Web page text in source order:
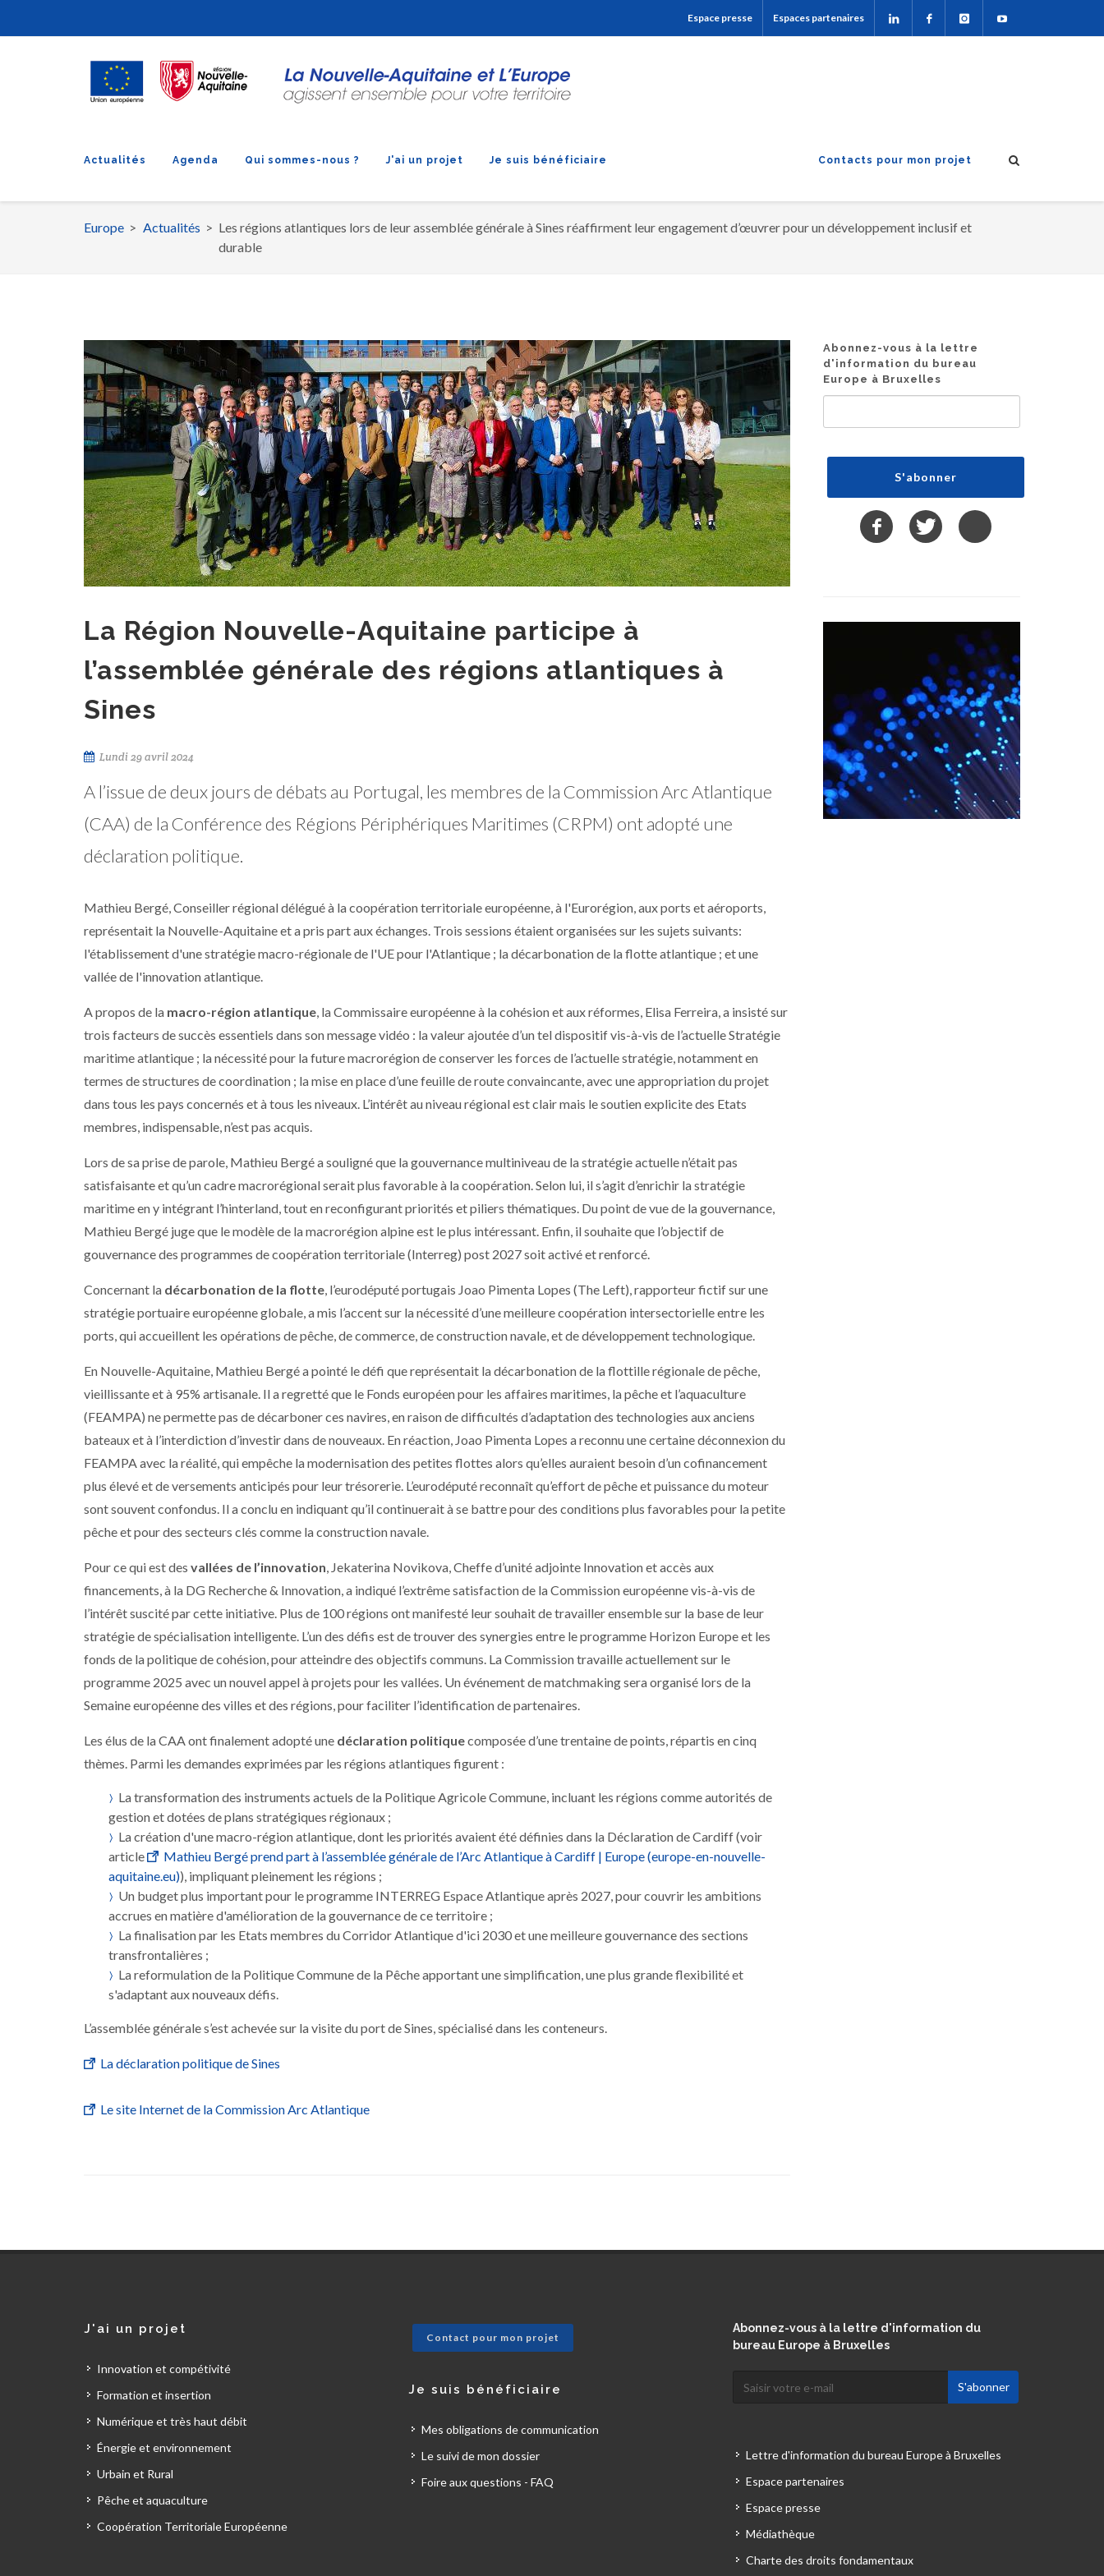
Espace presse Espaces partenaires
Actualités Agenda Qui sommes-nous ? J'ai un projet Je suis bénéficiaire Contacts pour mon projet
Fil
Europe Actualités
Les régions atlantiques lors de leur assemblée générale à Sines réaffirment leur engagement d’œuvrer pour un développement inclusif et
durable
La Région Nouvelle-Aquitaine participe à
l’assemblée générale des régions atlantiques à
Sines
Lundi 29 avril 2024
A l’issue de deux jours de débats au Portugal, les membres de la Commission Arc Atlantique
(CAA) de la Conférence des Régions Périphériques Maritimes (CRPM) ont adopté une
déclaration politique.
Mathieu Bergé, Conseiller régional délégué à la coopération territoriale européenne, à l'Eurorégion, aux ports et aéroports,
représentait la Nouvelle-Aquitaine et a pris part aux échanges. Trois sessions étaient organisées sur les sujets suivants:
l'établissement d'une stratégie macro-régionale de l'UE pour l'Atlantique ; la décarbonation de la flotte atlantique ; et une
vallée de l'innovation atlantique.
A propos de la macro-région atlantique, la Commissaire européenne à la cohésion et aux réformes, Elisa Ferreira, a insisté sur
trois facteurs de succès essentiels dans son message vidéo : la valeur ajoutée d’un tel dispositif vis-à-vis de l’actuelle Stratégie
maritime atlantique ; la nécessité pour la future macrorégion de conserver les forces de l’actuelle stratégie, notamment en
termes de structures de coordination ; la mise en place d’une feuille de route convaincante, avec une appropriation du projet
dans tous les pays concernés et à tous les niveaux. L’intérêt au niveau régional est clair mais le soutien explicite des Etats
membres, indispensable, n’est pas acquis.
Lors de sa prise de parole, Mathieu Bergé a souligné que la gouvernance multiniveau de la stratégie actuelle n’était pas
satisfaisante et qu’un cadre macrorégional serait plus favorable à la coopération. Selon lui, il s’agit d’enrichir la stratégie
maritime en y intégrant l’hinterland, tout en reconfigurant priorités et piliers thématiques. Du point de vue de la gouvernance,
Mathieu Bergé juge que le modèle de la macrorégion alpine est le plus intéressant. Enfin, il souhaite que l’objectif de
gouvernance des programmes de coopération territoriale (Interreg) post 2027 soit activé et renforcé.
Concernant la décarbonation de la flotte, l’eurodéputé portugais Joao Pimenta Lopes (The Left), rapporteur fictif sur une
stratégie portuaire européenne globale, a mis l’accent sur la nécessité d’une meilleure coopération intersectorielle entre les
ports, qui accueillent les opérations de pêche, de commerce, de construction navale, et de développement technologique.
En Nouvelle-Aquitaine, Mathieu Bergé a pointé le défi que représentait la décarbonation de la flottille régionale de pêche,
vieillissante et à 95% artisanale. Il a regretté que le Fonds européen pour les affaires maritimes, la pêche et l’aquaculture
(FEAMPA) ne permette pas de décarboner ces navires, en raison de difficultés d’adaptation des technologies aux anciens
bateaux et à l’interdiction d’investir dans de nouveaux. En réaction, Joao Pimenta Lopes a reconnu une certaine déconnexion du
FEAMPA avec la réalité, qui empêche la modernisation des petites flottes alors qu’elles auraient besoin d’un cofinancement
plus élevé et de versements anticipés pour leur trésorerie. L’eurodéputé reconnaît qu’effort de pêche et puissance du moteur
sont souvent confondus. Il a conclu en indiquant qu’il continuerait à se battre pour des conditions plus favorables pour la petite
pêche et pour des secteurs clés comme la construction navale.
Pour ce qui est des vallées de l’innovation, Jekaterina Novikova, Cheffe d’unité adjointe Innovation et accès aux
financements, à la DG Recherche & Innovation, a indiqué l’extrême satisfaction de la Commission européenne vis-à-vis de
l’intérêt suscité par cette initiative. Plus de 100 régions ont manifesté leur souhait de travailler ensemble sur la base de leur
stratégie de spécialisation intelligente. L’un des défis est de trouver des synergies entre le programme Horizon Europe et les
fonds de la politique de cohésion, pour atteindre des objectifs communs. La Commission travaille actuellement sur le
programme 2025 avec un nouvel appel à projets pour les vallées. Un événement de matchmaking sera organisé lors de la
Semaine européenne des villes et des régions, pour faciliter l’identification de partenaires.
Les élus de la CAA ont finalement adopté une déclaration politiquecomposée d’une trentaine de points, répartis en cinq
thèmes. Parmi les demandes exprimées par les régions atlantiques figurent :
La transformation des instruments actuels de la Politique Agricole Commune, incluant les régions comme autorités de
gestion et dotées de plans stratégiques régionaux ;
La création d'une macro-région atlantique, dont les priorités avaient été définies dans la Déclaration de Cardiff (voir
article
Mathieu Bergé prend part à l’assemblée générale de l’Arc Atlantique à Cardiff | Europe (europe-en-nouvelle-
aquitaine.eu)), impliquant pleinement les régions ;
Un budget plus important pour le programme INTERREG Espace Atlantique après 2027, pour couvrir les ambitions
accrues en matière d'amélioration de la gouvernance de ce territoire ;
La finalisation par les Etats membres du Corridor Atlantique d'ici 2030 et une meilleure gouvernance des sections
transfrontalières ;
La reformulation de la Politique Commune de la Pêche apportant une simplification, une plus grande flexibilité et
s'adaptant aux nouveaux défis.
L’assemblée générale s’est achevée sur la visite du port de Sines, spécialisé dans les conteneurs.
La déclaration politique de Sines
Le site Internet de la Commission Arc Atlantique
Abonnez-vous à la lettre
d'information du bureau
Europe à Bruxelles
J'ai un projet
Innovation et compétivité
Formation et insertion
Numérique et très haut débit
Énergie et environnement
Urbain et Rural
Pêche et aquaculture
Coopération Territoriale Européenne
Contact pour mon projet
Je suis bénéficiaire
Mes obligations de communication
Le suivi de mon dossier
Foire aux questions - FAQ
Abonnez-vous à la lettre d'information du
bureau Europe à Bruxelles
Lettre d'information du bureau Europe à Bruxelles
Espace partenaires
Espace presse
Médiathèque
Charte des droits fondamentaux